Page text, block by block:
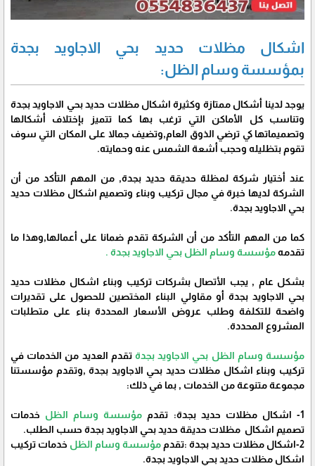
اشكال مظلات حديد بحي الاجاويد بجدة
بمؤسسة وسام الظل:
يوجد لدينا أشكال ممتازة وكثيرة اشكال مظلات حديد بحي الاجاويد بجدة
وتناسب كل الأماكن التي ترغب بها كما تتميز بإختلاف أشكالها
وتصميماتها كي ترضي الذوق العام,وتضيف جمالا على المكان التي سوف
تقوم بتظليله وحجب أشعة الشمس عنه وحمايته.
عند أختيار شركة لمظلة حديقة حديد بجدة, من المهم التأكد من أن
الشركة لديها خبرة في مجال تركيب وبناء وتصميم اشكال مظلات حديد
بحي الاجاويد بجدة.
كما من المهم التأكد من أن الشركة تقدم ضمانا على أعمالها,وهذا ما
تقدمهمؤسسة وسام الظل بحي الاجاويد بجدة .
بشكل عام , يجب الأتصال بشركات تركيب وبناء اشكال مظلات حديد
بحي الاجاويد بجدة أو مقاولي البناء المختصين للحصول على تقديرات
واضحة للتكلفة وطلب عروض الأسعار المحددة بناء على متطلبات
المشروع المحددة.
مؤسسة وسام الظل بحي الاجاويد بجدة تقدم العديد من الخدمات في
تركيب وبناء اشكال مظلات حديد بحي الاجاويد بجدة ,وتقدم مؤسستنا
مجموعة متنوعة من الخدمات , بما في ذلك:
1- اشكال مظلات حديد بجدة: تقدم مؤسسة وسام الظل خدمات
تصميم اشكال مظلات حديقة حديد بحي الاجاويد بجدة حسب الطلب.
2-اشكال مظلات حديد بجدة :تقدم
مؤسسة وسام الظل خدمات تركيب
اشكال مظلات حديد بحي الاجاويد بجدة.